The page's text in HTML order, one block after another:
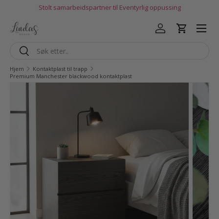
Hopp til innholdStolt samarbeidspartner til Eventyrlig oppussing
SøkSøk
Logg innHandlekurv
Hjem
Kontaktplast til trapp
Premium Manchester blackwood kontaktplast